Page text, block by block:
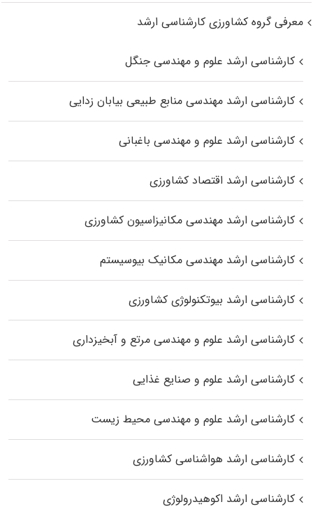
معرفی گروه کشاورزی کارشناسی ارشد
کارشناسی ارشد علوم و مهندسی جنگل
کارشناسی ارشد مهندسی منابع طبیعی بیابان زدایی
کارشناسی ارشد علوم و مهندسی باغبانی
کارشناسی ارشد اقتصاد کشاورزی
کارشناسی ارشد مهندسی مکانیزاسیون کشاورزی
کارشناسی ارشد مهندسی مکانیک بیوسیستم
کارشناسی ارشد بیوتکنولوژی کشاورزی
کارشناسی ارشد علوم و مهندسی مرتع و آبخیزداری
کارشناسی ارشد علوم و صنایع غذایی
کارشناسی ارشد علوم و مهندسی محیط زیست
کارشناسی ارشد هواشناسی کشاورزی
کارشناسی ارشد اکوهیدرولوژی